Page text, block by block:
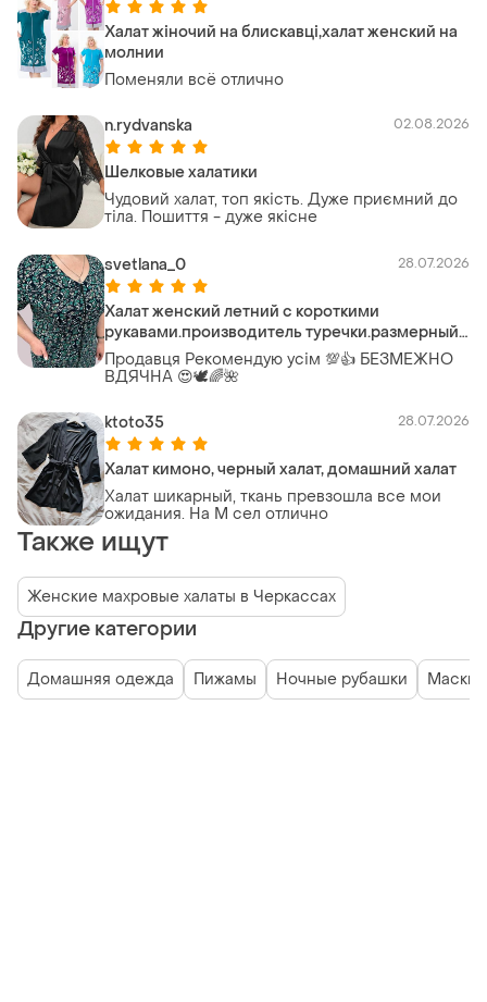
Халат жіночий на блискавці,халат женский на
молнии
Поменяли всё отлично
n.rydvanska 02.08.2026
Шелковые халатики
Чудовий халат, топ якість. Дуже приємний до
тіла. Пошиття - дуже якісне
svetlana_0 28.07.2026
Халат женский летний с короткими
рукавами.производитель туречки.размерный
ряд хл-5хл.
Продавця Рекомендую усім 💯👍 БЕЗМЕЖНО
ВДЯЧНА 😍🕊️🌈🌺
ktoto35 28.07.2026
Халат кимоно, черный халат, домашний халат
Халат шикарный, ткань превзошла все мои
ожидания. На М сел отлично
Также ищут
Женские махровые халаты в Черкассах
Другие категории
Домашняя одежда Пижамы Ночные рубашки Маски